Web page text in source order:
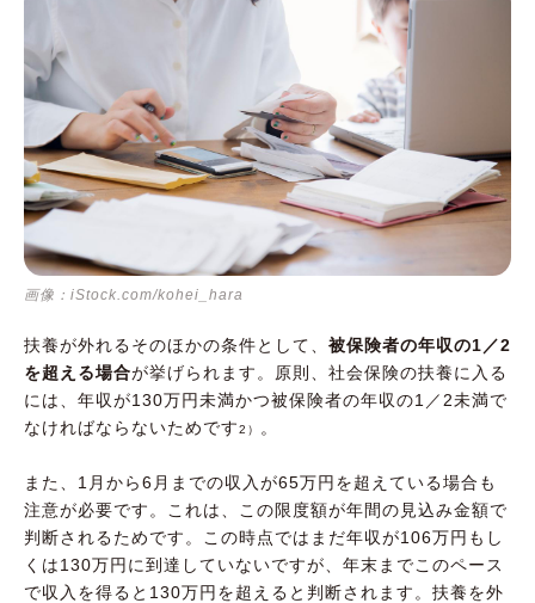
画像：iStock.com/kohei_hara
扶養が外れるそのほかの条件として、 被保険者の年収の1／2
を超える場合が挙げられます。原則、社会保険の扶養に入る
には、年収が130万円未満かつ被保険者の年収の1／2未満で
なければならないためです2） 。
また、1月から6月までの収入が65万円を超えている場合も
注意が必要です。これは、この限度額が年間の見込み金額で
判断されるためです。この時点ではまだ年収が106万円もし
くは130万円に到達していないですが、年末までこのペース
で収入を得ると130万円を超えると判断されます。扶養を外